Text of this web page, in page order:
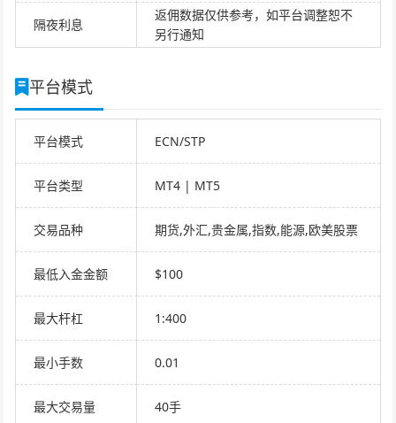
隔夜利息
返佣数据仅供参考，如平台调整恕不
另行通知
平台模式
平台模式 ECN/STP
平台类型 MT4 | MT5
交易品种 期货,外汇,贵金属,指数,能源,欧美股票
最低入金金额 $100
最大杆杠 1:400
最小手数 0.01
最大交易量 40手